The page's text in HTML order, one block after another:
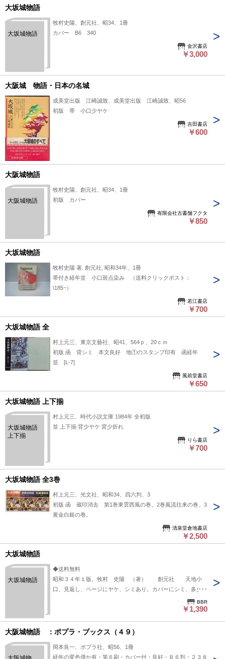
大坂城物語
大坂城物語
牧村史陽、創元社、昭34、1冊
カバー B6 340
金沢書店
￥3,000
大阪城 物語・日本の名城
成美堂出版 江崎誠致、成美堂出版 江崎誠致、昭56
初版 帯 小口少ヤケ
吉田書店
￥600
大阪城物語
大阪城物語
牧村史陽、創元社、昭34、1冊
初版 カバー
有限会社古書舗フクタ
￥850
大坂城物語
牧村史陽 著. 創元社, 昭和34年、1冊
帯付き経年並 小口斑点染み （送料クリックポスト：
\185~）
若江書店
￥700
大坂城物語 全
村上元三、東京文藝社、昭41、564ｐ、20ｃｍ
初版 函 背シミ 本文良好 地①のスタンプ印有 函経年
並 [L-7]
風前堂書店
￥650
大坂城物語 上下揃
大坂城物語
上下揃
村上元三、時代小説文庫 1984年 全初版
並 上下揃 背少ヤケ 背少折れ
りら書店
￥700
大坂城物語 全3巻
村上元三、光文社、昭和34、四六判、3
初版 函 蔵印消去 第1巻東雲西風の巻、2巻風流往来の巻、3
黄金白銀の巻。
清泉堂倉地書店
￥2,500
大坂城物語
大坂城物語
◆送料無料
昭和３４年１版。牧村 史陽 （著） 創元社 天地小
口、見返し、ページにヤケ、シミあり。カバーにシミ、多少の
BBR
￥1,390
大阪城物語 ：ポプラ・ブックス（４９）
岡本良一、ポプラ社、昭56、1冊
経年の変色僅か有・第６刷・カバー付・良好・Ｂ６判・２３８